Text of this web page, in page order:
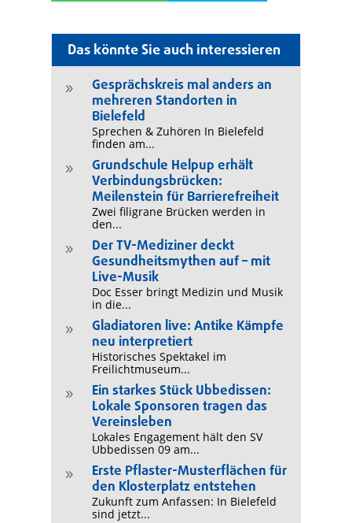
Das könnte Sie auch interessieren
9
Gesprächskreis mal anders an
mehreren Standorten in
Bielefeld
Sprechen & Zuhören In Bielefeld
finden am...
9
Grundschule Helpup erhält
Verbindungsbrücken:
Meilenstein für Barrierefreiheit
Zwei filigrane Brücken werden in
den...
9
Der TV-Mediziner deckt
Gesundheitsmythen auf – mit
Live-Musik
Doc Esser bringt Medizin und Musik
in die...
9
Gladiatoren live: Antike Kämpfe
neu interpretiert
Historisches Spektakel im
Freilichtmuseum...
9
Ein starkes Stück Ubbedissen:
Lokale Sponsoren tragen das
Vereinsleben
Lokales Engagement hält den SV
Ubbedissen 09 am...
9
Erste Pflaster-Musterflächen für
den Klosterplatz entstehen
Zukunft zum Anfassen: In Bielefeld
sind jetzt...